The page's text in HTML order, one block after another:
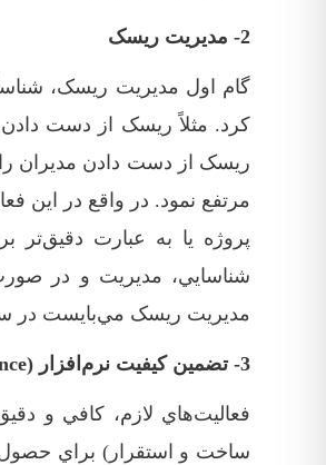
2- ‏مديريت ريسک
گام اول مديريت ريسک،
کرد. مثلاً ريسک از دست دادن
ريسک از دست دادن مديران را
مرتفع نمود. در واقع در
پروژه يا به عبارت دقيق‌­تر
شناسايي، مديريت و در
مديريت ريسک مي‌بايست در
3- تضمين کيفيت نرم‌افزار (SQA : Software Quality Assurance)
‏فعاليت‌هاي لازم، کافي و
ساخت و استقرار) براي حصول